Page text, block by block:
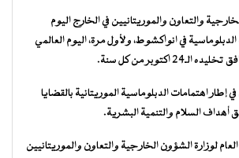
والتعاون والموريتانيين في الخارج اليوم
الدبلوماسية في انواكشوط، ولأول مرة، اليوم العالمي
اكتوبر من كل سنة.
إطار اهتمامات الدبلوماسية الموريتانية بالقضايا
أهداف السلام والتنمية البشرية.
لوزارة الشؤون الخارجية والتعاون والموريتانيين